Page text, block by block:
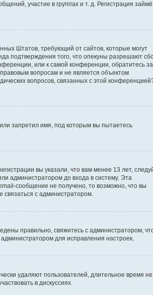
участие в группах и т. д. Регистрация
Штатов, требующий от сайтов, которые могут
подтверждения того, что опекуны разрешают
или к самой конференции, обратитесь за
вопросам и не является объектом
вопросов, связанных с этой
запретил имя, под которым вы пытаетесь
вы указали, что вам менее 13 лет,
администратором до входа в систему. Эта
сообщение не получено, то возможно, что вы
с администратором.
правильно, свяжитесь с администратором,
для исправления настроек.
удаляют пользователей, длительное время не
в дискуссиях.